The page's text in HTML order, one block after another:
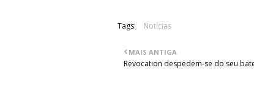
Tags: Notícias
MAIS ANTIGA
Revocation despedem-se do seu